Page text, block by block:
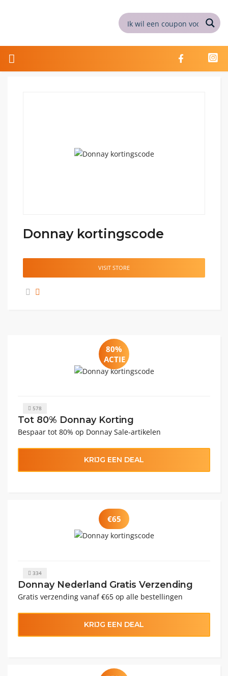
Donnay kortingscode
VISIT STORE
80%
ACTIE
578
Tot 80% Donnay Korting
Bespaar tot 80% op Donnay Sale-artikelen
KRIJG EEN DEAL
€65
334
Donnay Nederland Gratis Verzending
Gratis verzending vanaf €65 op alle bestellingen
KRIJG EEN DEAL